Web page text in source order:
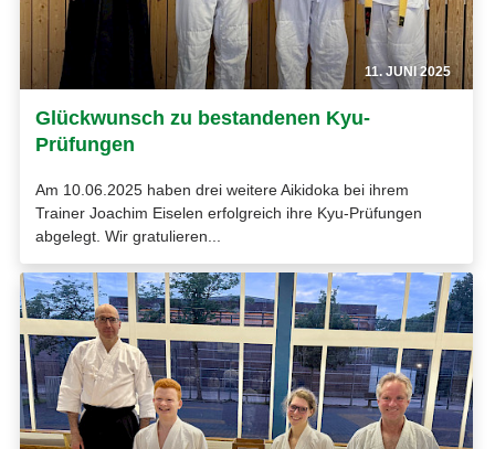
11. JUNI 2025
Glückwunsch zu bestandenen Kyu-
Prüfungen
Am 10.06.2025 haben drei weitere Aikidoka bei ihrem
Trainer Joachim Eiselen erfolgreich ihre Kyu-Prüfungen
abgelegt. Wir gratulieren...